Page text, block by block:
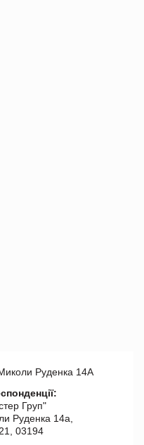
Руденка 14А
Груп"
Руденка 14а,
03194